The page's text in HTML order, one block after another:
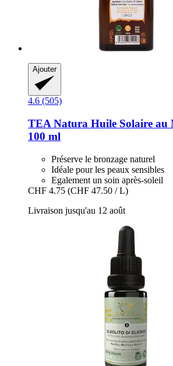
Ajouter
4.6 (505)
TEA Natura Huile Solaire au
100 ml
Préserve le bronzage naturel
Idéale pour les peaux sensibles
Egalement un soin après-soleil
CHF 4.75 (CHF 47.50 / L)
Livraison jusqu'au 12 août